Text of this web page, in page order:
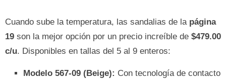
Cuando sube la temperatura, las sandalias de la página
19 son la mejor opción por un precio increíble de $479.00
c/u. Disponibles en tallas del 5 al 9 enteros:
Modelo 567-09 (Beige): Con tecnología de contacto